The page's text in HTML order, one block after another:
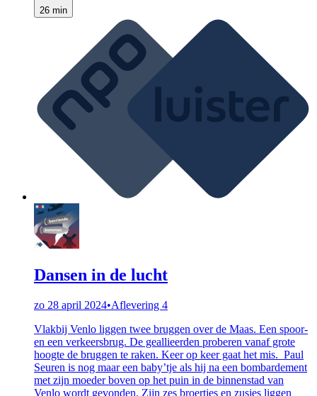
26 min
Dansen in de lucht
zo 28 april 2024•Aflevering 4
Vlakbij Venlo liggen twee bruggen over de Maas. Een spoor-
en een verkeersbrug. De geallieerden proberen vanaf grote
hoogte de bruggen te raken. Keer op keer gaat het mis. Paul
Seuren is nog maar een baby’tje als hij na een bombardement
met zijn moeder boven op het puin in de binnenstad van
Venlo wordt gevonden. Zijn zes broertjes en zusjes liggen